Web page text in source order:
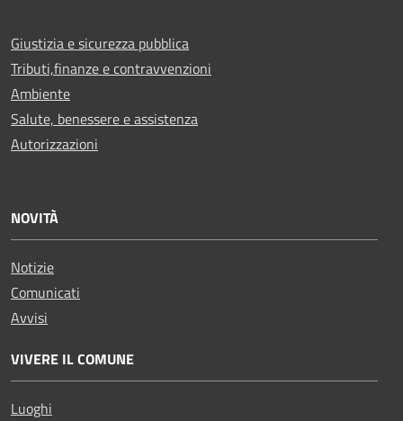
Giustizia e sicurezza pubblica
Tributi,finanze e contravvenzioni
Ambiente
Salute, benessere e assistenza
Autorizzazioni
NOVITÀ
Notizie
Comunicati
Avvisi
VIVERE IL COMUNE
Luoghi